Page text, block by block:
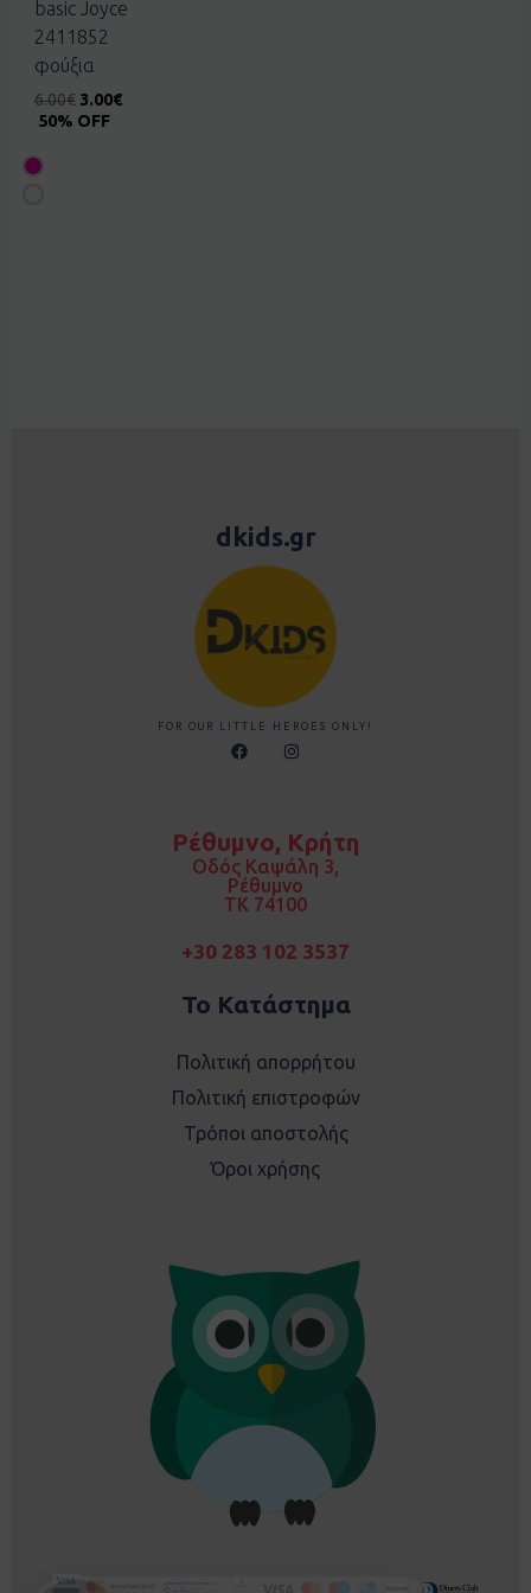
basic Joyce
2411852
φούξια
6.00€ 3.00€
50% OFF
dkids.gr
FOR OUR LITTLE HEROES ONLY!
F
a
o
I
n
r
a
m
Ρέθυμνο, Κρήτη
Οδός Καψάλη 3,
Ρέθυμνο
TK 74100
+30 283 102 3537
Το Κατάστημα
Πολιτική απορρήτου
Πολιτική επιστροφών
Τρόποι αποστολής
Όροι χρήσης